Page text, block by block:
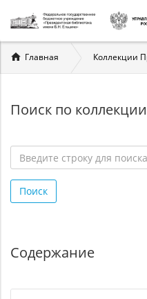
Вы
здесь
Главная Коллекции
Поиск по коллекции
строку
для
Поиск
Содержание